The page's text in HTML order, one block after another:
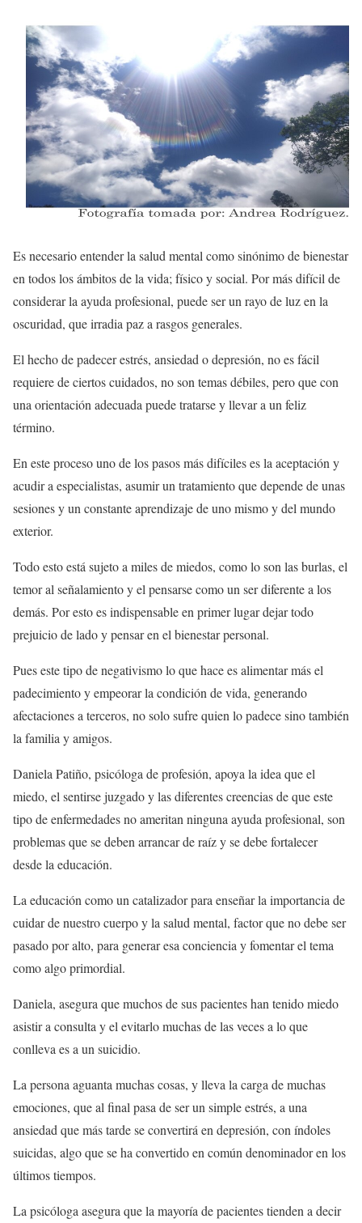
Es necesario entender la salud mental como sinónimo de bienestar
en todos los ámbitos de la vida; físico y social. Por más difícil de
considerar la ayuda profesional, puede ser un rayo de luz en la
oscuridad, que irradia paz a rasgos generales.
El hecho de padecer estrés, ansiedad o depresión, no es fácil
requiere de ciertos cuidados, no son temas débiles, pero que con
una orientación adecuada puede tratarse y llevar a un feliz
término.
En este proceso uno de los pasos más difíciles es la aceptación y
acudir a especialistas, asumir un tratamiento que depende de unas
sesiones y un constante aprendizaje de uno mismo y del mundo
exterior.
Todo esto está sujeto a miles de miedos, como lo son las burlas, el
temor al señalamiento y el pensarse como un ser diferente a los
demás. Por esto es indispensable en primer lugar dejar todo
prejuicio de lado y pensar en el bienestar personal.
Pues este tipo de negativismo lo que hace es alimentar más el
padecimiento y empeorar la condición de vida, generando
afectaciones a terceros, no solo sufre quien lo padece sino también
la familia y amigos.
Daniela Patiño, psicóloga de profesión, apoya la idea que el
miedo, el sentirse juzgado y las diferentes creencias de que este
tipo de enfermedades no ameritan ninguna ayuda profesional, son
problemas que se deben arrancar de raíz y se debe fortalecer
desde la educación.
La educación como un catalizador para enseñar la importancia de
cuidar de nuestro cuerpo y la salud mental, factor que no debe ser
pasado por alto, para generar esa conciencia y fomentar el tema
como algo primordial.
Daniela, asegura que muchos de sus pacientes han tenido miedo
asistir a consulta y el evitarlo muchas de las veces a lo que
conlleva es a un suicidio.
La persona aguanta muchas cosas, y lleva la carga de muchas
emociones, que al final pasa de ser un simple estrés, a una
ansiedad que más tarde se convertirá en depresión, con índoles
suicidas, algo que se ha convertido en común denominador en los
últimos tiempos.
La psicóloga asegura que la mayoría de pacientes tienden a decir